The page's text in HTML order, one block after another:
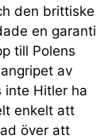
den brittiske
en garanti
till Polens
av
inte Hitler ha
enkelt att
över att